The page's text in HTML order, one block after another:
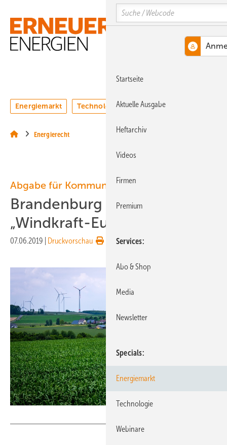
Hauptinhalt
Hauptmenü
SiteSearch
MENÜ
Energiemarkt Technologie Webinare
Energierecht
Abgabe für Kommunen
Brandenburg einigt sich auf
„Windkraft-Euro“
07.06.2019 Druckvorschau
Search
Startseite
Aktuelle Ausgabe
Heftarchiv
Videos
Firmen
Premium
Services
Abo & Shop
Media
Newsletter
Specials
Energiemarkt
Technologie
Webinare